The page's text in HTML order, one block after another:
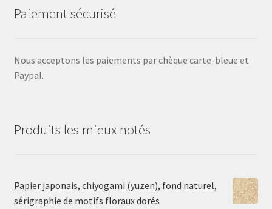
Paiement sécurisé
Nous acceptons les paiements par chèque carte-bleue et
Paypal.
Produits les mieux notés
Papier japonais, chiyogami (yuzen), fond naturel,
sérigraphie de motifs floraux dorés